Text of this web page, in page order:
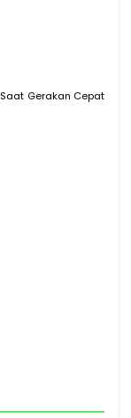
Gerakan Cepat